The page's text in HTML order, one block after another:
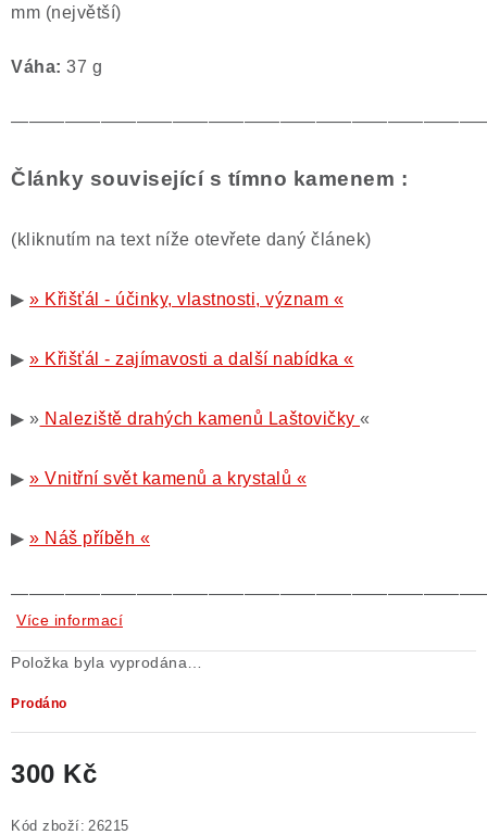
mm (největší)
Váha: 37 g
Články související s tímno kamenem :
(kliknutím na text níže otevřete daný článek)
▶ » Křišťál - účinky, vlastnosti, význam «
▶ » Křišťál - zajímavosti a další nabídka «
▶ » Naleziště drahých kamenů Laštovičky «
▶ » Vnitřní svět kamenů a krystalů «
▶ » Náš příběh «
Více informací
Položka byla vyprodána…
Prodáno
300 Kč
Kód zboží: 26215